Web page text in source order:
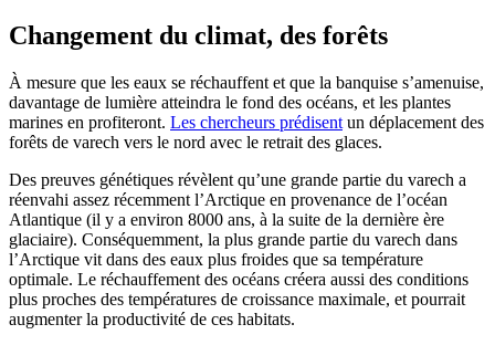
Changement du climat, des forêts
À mesure que les eaux se réchauffent et que la banquise s’amenuise,
davantage de lumière atteindra le fond des océans, et les plantes
marines en profiteront. Les chercheurs prédisent un déplacement des
forêts de varech vers le nord avec le retrait des glaces.
Des preuves génétiques révèlent qu’une grande partie du varech a
réenvahi assez récemment l’Arctique en provenance de l’océan
Atlantique (il y a environ 8000 ans, à la suite de la dernière ère
glaciaire). Conséquemment, la plus grande partie du varech dans
l’Arctique vit dans des eaux plus froides que sa température
optimale. Le réchauffement des océans créera aussi des conditions
plus proches des températures de croissance maximale, et pourrait
augmenter la productivité de ces habitats.